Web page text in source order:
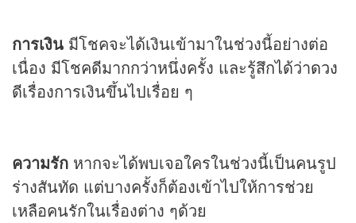
การเงิน มีโชคจะได้เงินเข้ามาในช่วงนี้อย่างต่อ
เนื่อง มีโชคดีมากกว่าหนึ่งครั้ง และรู้สึกได้ว่าดวง
ดีเรื่องการเงินขึ้นไปเรื่อย ๆ
ความรัก หากจะได้พบเจอใครในช่วงนี้เป็นคนรูป
ร่างสันทัด แต่บางครั้งก็ต้องเข้าไปให้การช่วย
เหลือคนรักในเรื่องต่าง ๆด้วย